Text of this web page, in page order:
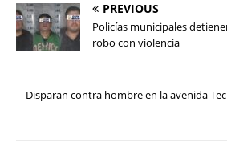
PREVIOUS
Policías municipales
robo con violencia
Disparan contra hombre en la avenida